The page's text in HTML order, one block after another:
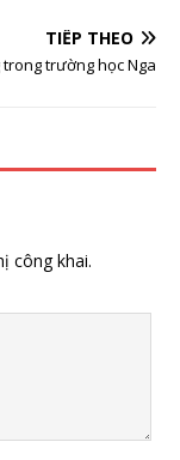
TIẾP THEO
trường học Nga
công khai.